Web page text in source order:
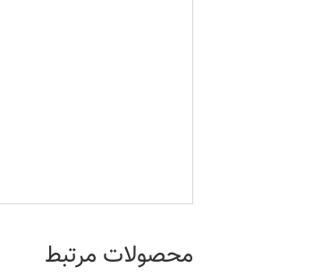
محصولات مرتبط